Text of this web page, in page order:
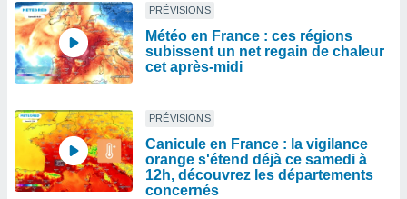
PRÉVISIONS
Météo en France : ces régions
subissent un net regain de chaleur
cet après-midi
PRÉVISIONS
Canicule en France : la vigilance
orange s'étend déjà ce samedi à
12h, découvrez les départements
concernés